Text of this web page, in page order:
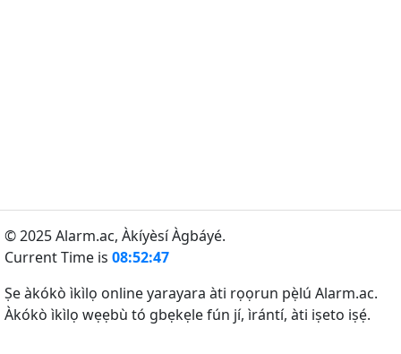
© 2025 Alarm.ac, Àkíyèsí Àgbáyé.
Current Time is 08:52:47
Ṣe àkókò ìkìlọ online yarayara àti rọọrun pẹ̀lú Alarm.ac.
Àkókò ìkìlọ wẹẹbù tó gbẹkẹle fún jí, ìrántí, àti iṣeto iṣẹ́.